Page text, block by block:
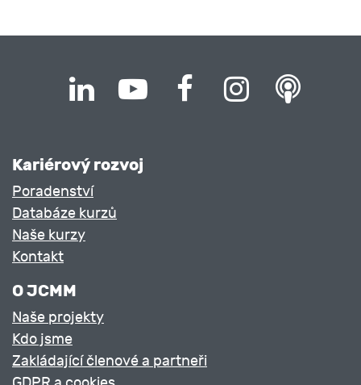
Kariérový rozvoj
Poradenství
Databáze kurzů
Naše kurzy
Kontakt
O JCMM
Naše projekty
Kdo jsme
Zakládající členové a partneři